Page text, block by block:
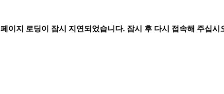
페이지 로딩이 잠시 지연되었습니다. 잠시 후 다시 접속해 주십시